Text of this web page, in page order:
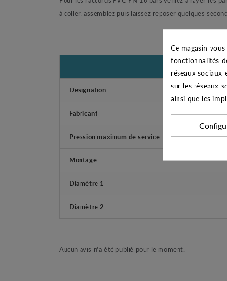
à coller, assemblez puis laissez reposer quelques
Désignation
Fabricant
Pression maximum de service
Montage
Diamètre 1
Diamètre 2
Aucun avis n'a été publié pour le moment.
Ce magasin
fonctionnalités
réseaux
sur les réseaux
ainsi que les